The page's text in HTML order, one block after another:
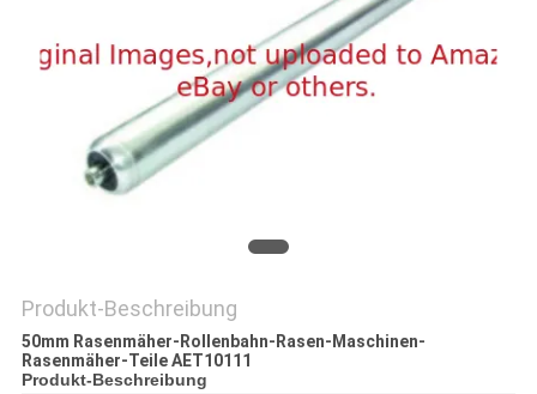
Produkt-Beschreibung
50mm Rasenmäher-Rollenbahn-Rasen-Maschinen-
Rasenmäher-Teile AET10111
Produkt-Beschreibung